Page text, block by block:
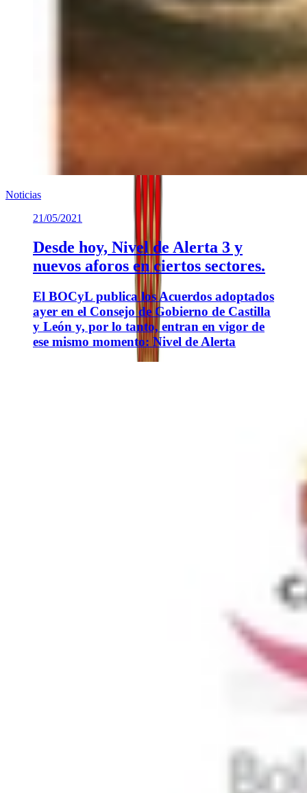
Noticias
21/05/2021
Desde hoy, Nivel de Alerta 3 y
nuevos aforos en ciertos sectores.
El BOCyL publica los Acuerdos adoptados
ayer en el Consejo de Gobierno de Castilla
y León y, por lo tanto, entran en vigor de
ese mismo momento: Nivel de Alerta